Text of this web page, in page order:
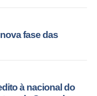
fase das
à nacional do